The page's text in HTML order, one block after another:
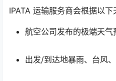
IPATA 运输服务商会根据以下
航空公司发布的极端天气
出发/到达地暴雨、台风